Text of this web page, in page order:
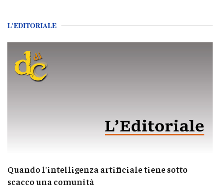
L'EDITORIALE
Quando l'intelligenza artificiale tiene sotto
scacco una comunità